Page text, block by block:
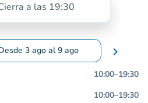
a las 19:30
3 ago al9 ago
calendario para cambiar las
chevron_right
10:00–19:30
10:00–19:30